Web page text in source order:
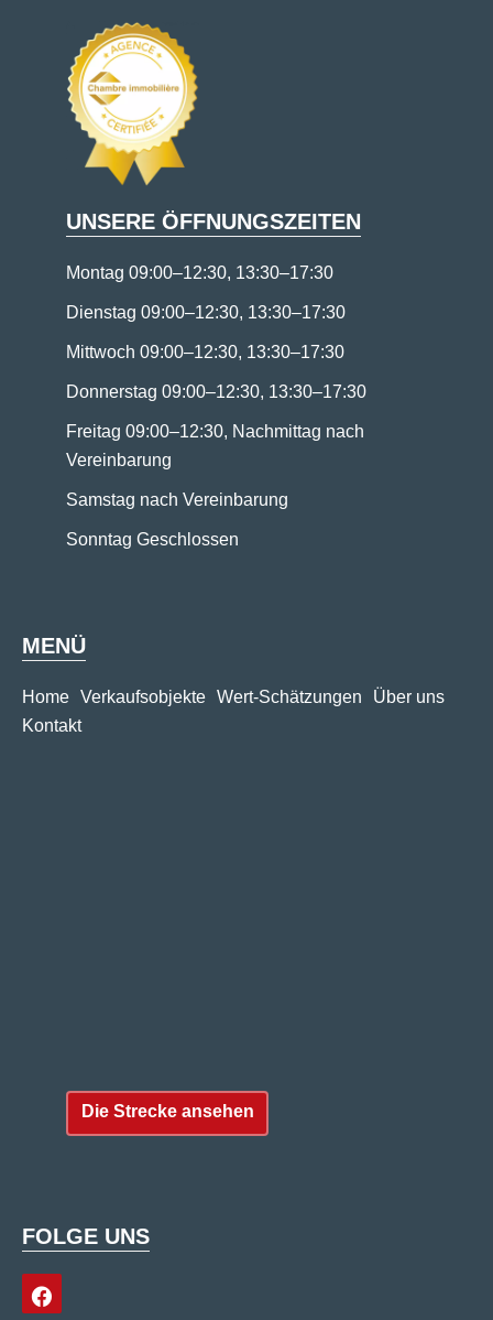
UNSERE ÖFFNUNGSZEITEN
Montag 09:00–12:30, 13:30–17:30
Dienstag 09:00–12:30, 13:30–17:30
Mittwoch 09:00–12:30, 13:30–17:30
Donnerstag 09:00–12:30, 13:30–17:30
Freitag 09:00–12:30, Nachmittag nach
Vereinbarung
Samstag nach Vereinbarung
Sonntag Geschlossen
MENÜ
Home Verkaufsobjekte Wert-Schätzungen
Über uns
Kontakt
Die Strecke ansehen
FOLGE UNS